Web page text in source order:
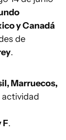
y Canadá
de
.
Marruecos,
actividad
F.